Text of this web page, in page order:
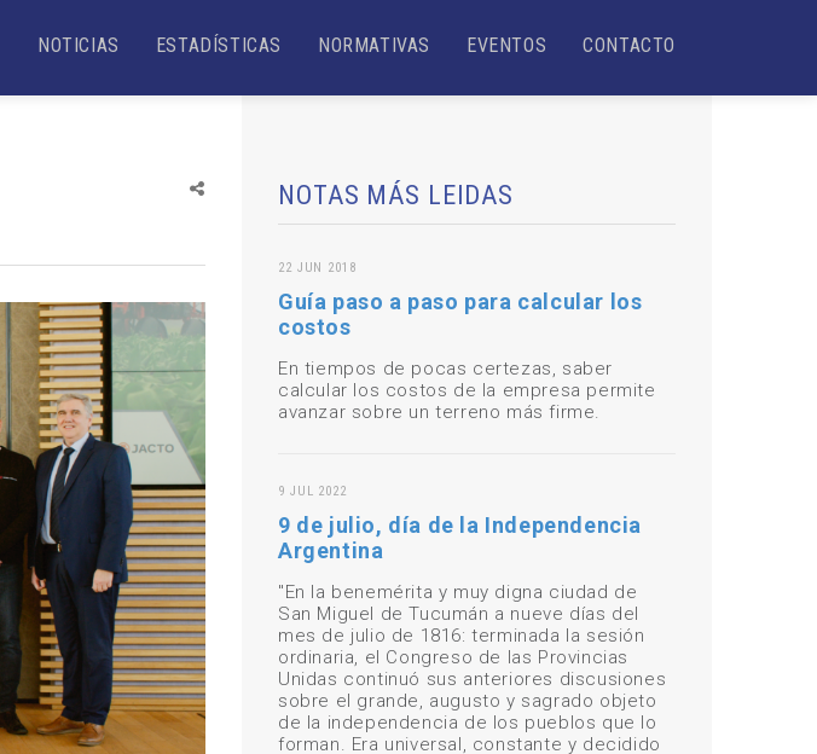
NOTICIAS ESTADÍSTICAS NORMATIVAS EVENTOS CONTACTO
NOTAS MÁS LEIDAS
22 JUN 2018
Guía paso a paso para calcular los
costos
En tiempos de pocas certezas, saber
calcular los costos de la empresa permite
avanzar sobre un terreno más firme.
9 JUL 2022
9 de julio, día de la Independencia
Argentina
"En la benemérita y muy digna ciudad de
San Miguel de Tucumán a nueve días del
mes de julio de 1816: terminada la sesión
ordinaria, el Congreso de las Provincias
Unidas continuó sus anteriores discusiones
sobre el grande, augusto y sagrado objeto
de la independencia de los pueblos que lo
forman. Era universal, constante y decidido